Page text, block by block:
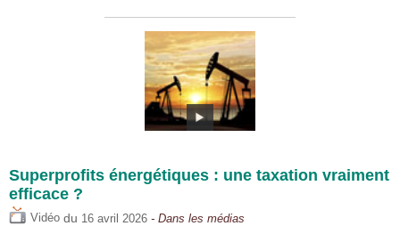
Superprofits énergétiques : une taxation vraiment
efficace ?
Vidéo du 16 avril 2026 - Dans les médias